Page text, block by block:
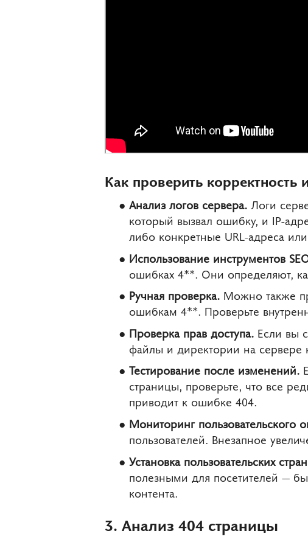
Как проверить
Анализ логов сервера. Логи
который вызвал ошибку, и IP-
либо конкретные URL-адреса
Использование инструментов
ошибках 4**. Они определяют,
Ручная проверка. Можно также
ошибкам 4**. Проверьте
Проверка прав доступа. Если вы
файлы и директории на сервере
Тестирование после изменений.
страницы, проверьте, что все
приводит к ошибке 404.
Мониторинг пользовательского
пользователей. Внезапное
Установка пользовательских
полезными для посетителей —
контента.
3. Анализ 404 страницы